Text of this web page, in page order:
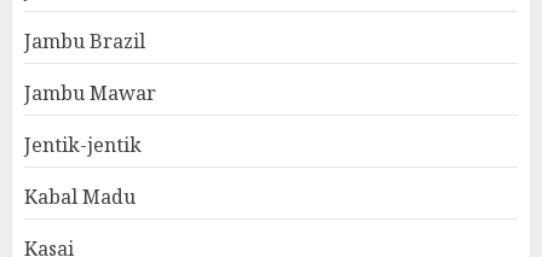
Jambu Brazil
Jambu Mawar
Jentik-jentik
Kabal Madu
Kasai